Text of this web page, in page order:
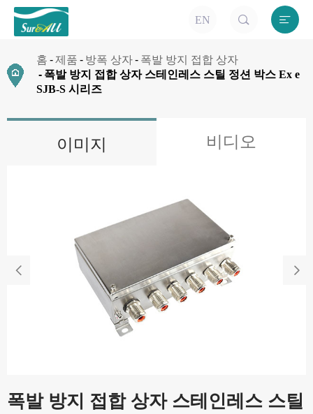
EN  
홈 제품 방폭 상자
폭발 방지 접합 상자
폭발 방지 접합 상자 스테인레스 스틸 정션 박스 Ex e
SJB-S 시리즈
이미지 비디오
 
폭발 방지 접합 상자 스테인레스 스틸